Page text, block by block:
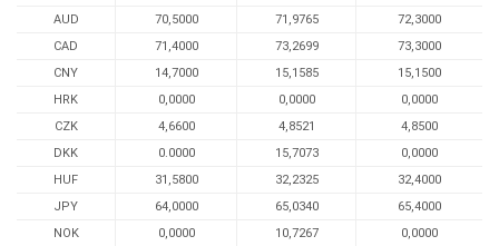
AUD
70,5000 71,9765
72,3000
CAD
71,4000 73,2699
73,3000
CNY
14,7000 15,1585
15,1500
HRK
0,0000 0,0000
0,0000
CZK
4,6600 4,8521
4,8500
DKK
0.0000 15,7073
0,0000
HUF
31,5800 32,2325
32,4000
JPY
64,0000 65,0340
65,4000
NOK
0,0000 10,7267 0,0000